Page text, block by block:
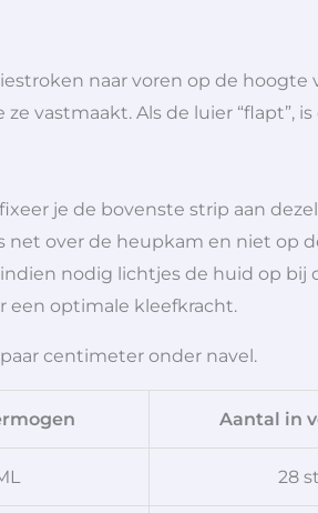
naar voren op de hoogte
vastmaakt. Als de luier “flapt”,
je de bovenste strip aan
net over de heupkam en niet op
nodig lichtjes de huid op bij
een optimale kleefkracht.
centimeter onder navel.
Aantal in
28